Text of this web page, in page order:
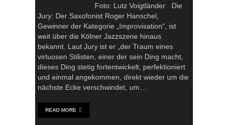
Foto: Lutz Voigtländer Die
Jury: Der Saxofonist Roger Hanschel,
Gewinner der Kategorie „Improvisation“, ist
weit über die Kölner Jazzszene hinaus
bekannt. Laut Jury ist er „der Traum eines
virtuosen Stilisten, einer der sein Ding macht,
dieses Ding stetig fortentwickelt, perfektioniert
und einmal angekommen, direkt wieder um die
nächste Ecke verschwindet, um…
READ MORE